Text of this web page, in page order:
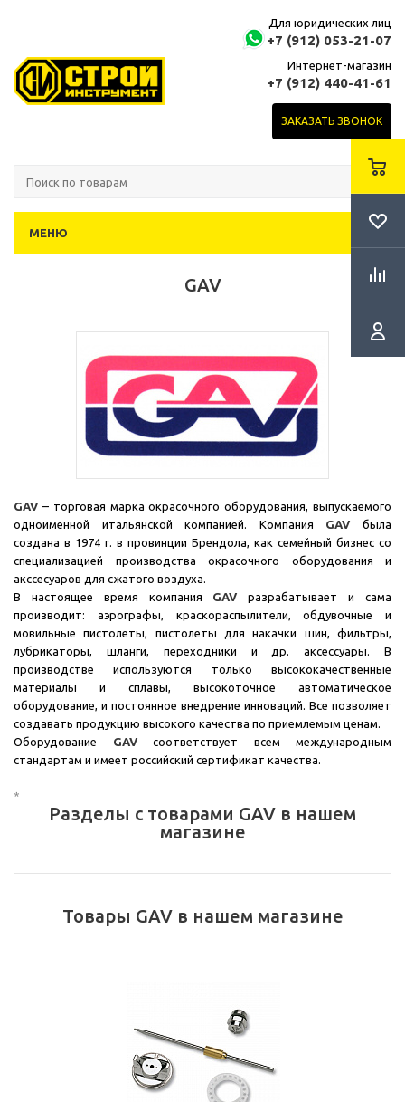
Для юридических лиц
+7 (912) 053-21-07
Интернет-магазин
+7 (912) 440-41-61
ЗАКАЗАТЬ ЗВОНОК
МЕНЮ
GAV
GAV – торговая марка окрасочного оборудования, выпускаемого
одноименной итальянской компанией. Компания GAV была
создана в 1974 г. в провинции Брендола, как семейный бизнес со
специализацией производства окрасочного оборудования и
акссесуаров для сжатого воздуха.
В настоящее время компания GAV разрабатывает и сама
производит: аэрографы, краскораспылители, обдувочные и
мовильные пистолеты, пистолеты для накачки шин, фильтры,
лубрикаторы, шланги, переходники и др. аксессуары. В
производстве используются только высококачественные
материалы и сплавы, высокоточное автоматическое
оборудование, и постоянное внедрение инноваций. Все позволяет
создавать продукцию высокого качества по приемлемым ценам.
Оборудование
GAVсоответствует всем международным
стандартам и имеет российский сертификат качества.
*
Разделы с товарами GAV в нашем
магазине
Товары GAV в нашем магазине